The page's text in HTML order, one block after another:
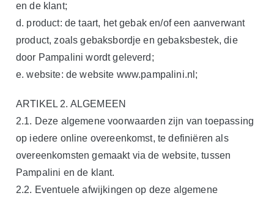
en de klant;
d. product: de taart, het gebak en/of een aanverwant
product, zoals gebaksbordje en gebaksbestek, die
door Pampalini wordt geleverd;
e. website: de website www.pampalini.nl;
ARTIKEL 2. ALGEMEEN
2.1. Deze algemene voorwaarden zijn van toepassing
op iedere online overeenkomst, te definiëren als
overeenkomsten gemaakt via de website, tussen
Pampalini en de klant.
2.2. Eventuele afwijkingen op deze algemene